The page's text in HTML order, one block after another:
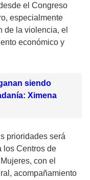
el Congreso
especialmente
de la violencia, el
económico y
siendo
Ximena
prioridades será
los Centros de
con el
acompañamiento